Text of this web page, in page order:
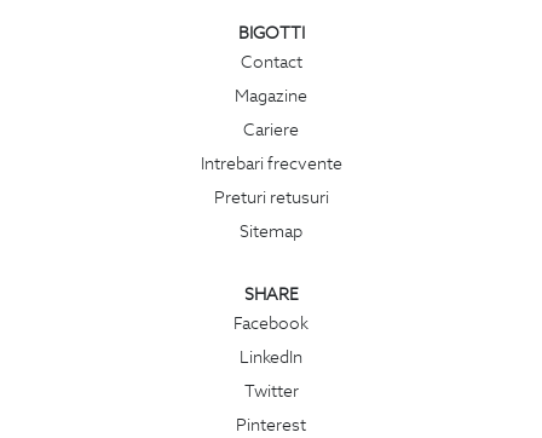
BIGOTTI
Contact
Magazine
Cariere
Intrebari frecvente
Preturi retusuri
Sitemap
SHARE
Facebook
LinkedIn
Twitter
Pinterest